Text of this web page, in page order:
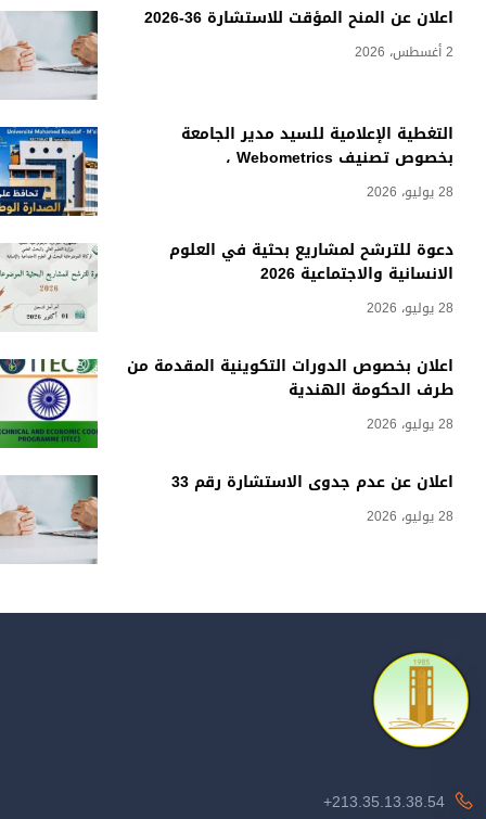
اعلان عن المنح المؤقت للاستشارة 36-2026
2 أغسطس، 2026
التغطية الإعلامية للسيد مدير الجامعة
بخصوص تصنيف Webometrics ،
28 يوليو، 2026
دعوة للترشح لمشاريع بحثية في العلوم
الانسانية والاجتماعية 2026
28 يوليو، 2026
اعلان بخصوص الدورات التكوينية المقدمة من
طرف الحكومة الهندية
28 يوليو، 2026
اعلان عن عدم جدوى الاستشارة رقم 33
28 يوليو، 2026
213.35.13.38.54+